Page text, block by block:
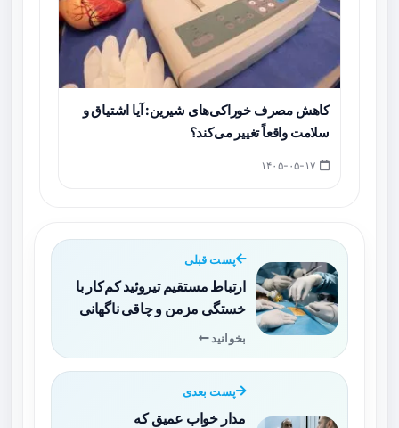
کاهش مصرف خوراکی‌های شیرین: آیا اشتیاق و
سلامت واقعاً تغییر می‌کند؟
پست قبلی
ارتباط مستقیم تیروئید کم‌کار با
خستگی مزمن و چاقی ناگهانی
بخوانید
پست بعدی
مدار خواب عمیق که